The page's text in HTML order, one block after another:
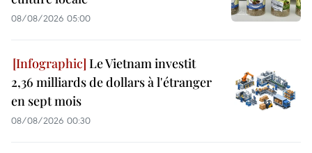
08/08/2026 05:00
Le Vietnam investit
2,36 milliards de dollars à l'étranger
en sept mois
08/08/2026 00:30